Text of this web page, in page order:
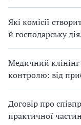
Які комісії
й господарську
Медичний
контролю: від
Договір про
практичної